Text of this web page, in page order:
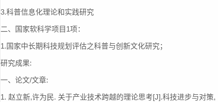
3.科普信息化理论和实践研究
二、国家软科学项目1项：
1.国家中长期科技规划评估之科普与创新文化研究；
研究成果:
一、论文/文章:
1. 赵立新,许为民. 关于产业技术跨越的理论思考[J].科技进步与对策,